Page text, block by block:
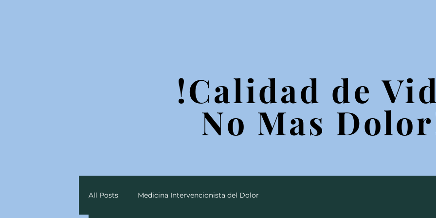
!Calidad de
No Mas
!Calidad de
No Mas
All Posts Medicina Intervencionista del Dolor